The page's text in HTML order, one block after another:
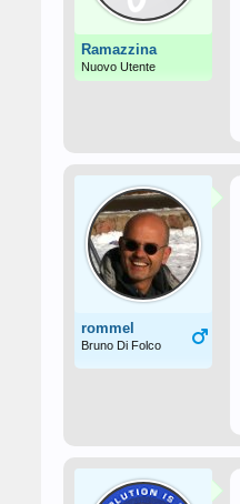
Ramazzina
Nuovo Utente
rommel
Bruno Di Folco